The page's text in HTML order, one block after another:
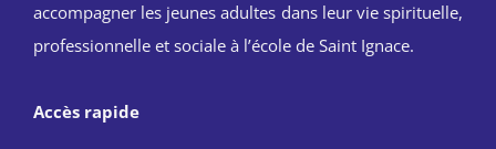
accompagner les jeunes adultes dans leur vie spirituelle,
professionnelle et sociale à l’école de Saint Ignace.
Accès rapide